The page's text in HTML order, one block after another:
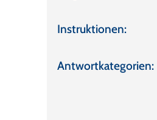
Instruktionen:
Antwortkategorien: